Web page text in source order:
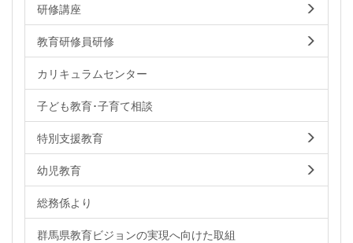
研修講座
教育研修員研修
カリキュラムセンター
子ども教育･子育て相談
特別支援教育
幼児教育
総務係より
群馬県教育ビジョンの実現へ向けた取組